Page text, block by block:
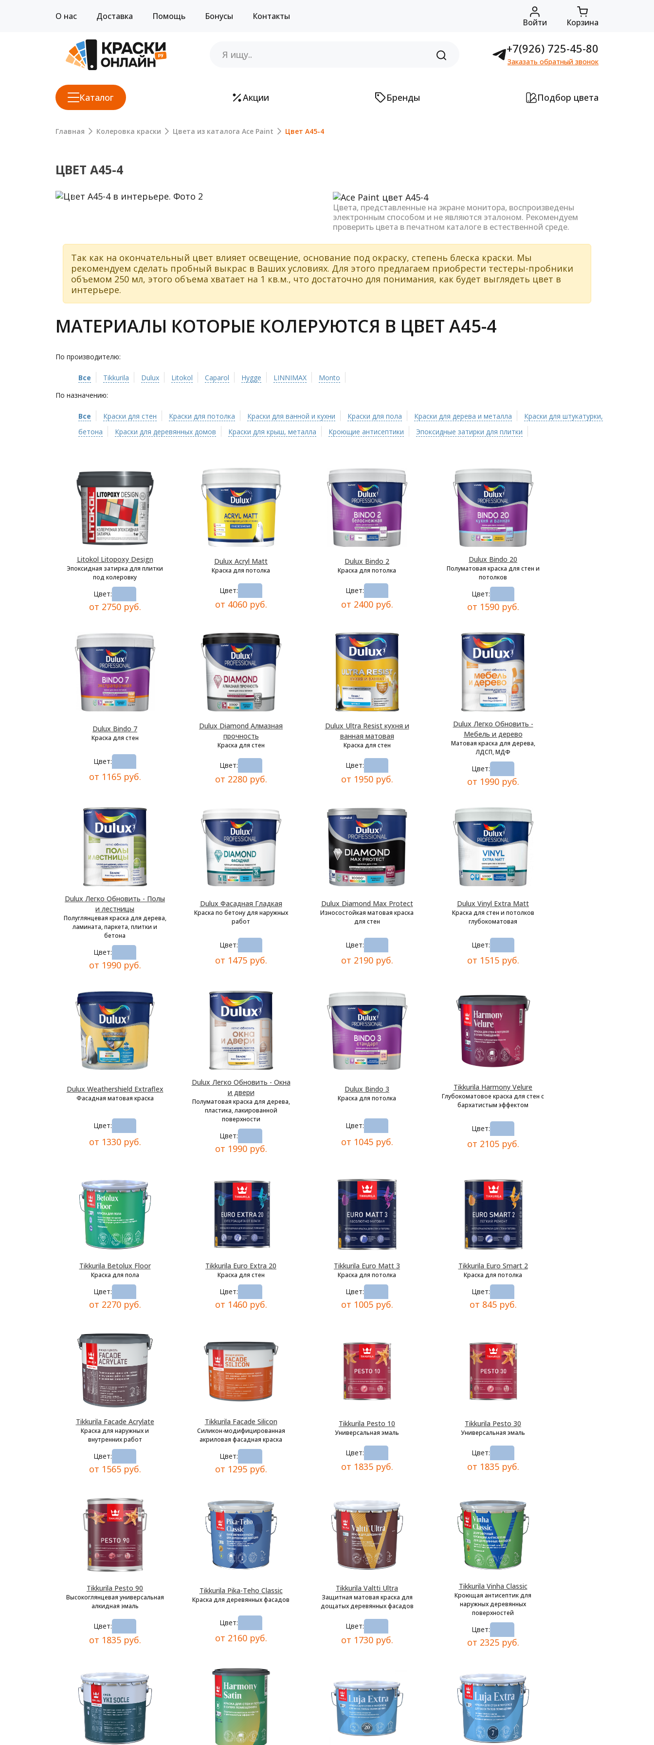
О нас Доставка Помощь Бонусы Контакты
Войти Корзина
+7(926) 725-45-80
Заказать обратный звонок
Каталог Акции Бренды Подбор цвета
Главная Колеровка краски Цвета из каталога Ace Paint Цвет A45-4
ЦВЕТ A45-4
Previous
Цвета, представленные на экране монитора, воспроизведены
электронным способом и не являются эталоном. Рекомендуем
проверить цвета в печатном каталоге в естественной среде.
Так как на окончательный цвет влияет освещение, основание под окраску, степень блеска краски. Мы
рекомендуем сделать пробный выкрас в Ваших условиях. Для этого предлагаем приобрести тестеры-пробники
объемом 250 мл, этого объема хватает на 1 кв.м., что достаточно для понимания, как будет выглядеть цвет в
интерьере.
МАТЕРИАЛЫ КОТОРЫЕ КОЛЕРУЮТСЯ В ЦВЕТ A45-4
По производителю:
Все Tikkurila Dulux Litokol Caparol Hygge LINNIMAX
Monto
По назначению:
Все Краски для стен Краски для потолка Краски для ванной и кухни Краски для пола Краски для дерева и металла
Краски для штукатурки,
бетона
Краски для деревянных домов Краски для крыш, металла Кроющие антисептики Эпоксидные затирки для плитки
Litokol Litopoxy Design
Эпоксидная затирка для плитки
под колеровку
Цвет:
от 2750 руб.
Dulux Acryl Matt
Краска для потолка
Цвет:
от 4060 руб.
Dulux Bindo 2
Краска для потолка
Цвет:
от 2400 руб.
Dulux Bindo 20
Полуматовая краска для стен и
потолков
Цвет:
от 1590 руб.
Dulux Bindo 7
Краска для стен
Цвет:
от 1165 руб.
Dulux Diamond Алмазная
прочность
Краска для стен
Цвет:
от 2280 руб.
Dulux Ultra Resist кухня и
ванная матовая
Краска для стен
Цвет:
от 1950 руб.
Dulux Легко Обновить -
Мебель и дерево
Матовая краска для дерева,
ЛДСП, МДФ
Цвет:
от 1990 руб.
Dulux Легко Обновить - Полы
и лестницы
Полуглянцевая краска для дерева,
ламината, паркета, плитки и
бетона
Цвет:
от 1990 руб.
Dulux Фасадная Гладкая
Краска по бетону для наружных
работ
Цвет:
от 1475 руб.
Dulux Diamond Max Protect
Износостойкая матовая краска
для стен
Цвет:
от 2190 руб.
Dulux Vinyl Extra Matt
Краска для стен и потолков
глубокоматовая
Цвет:
от 1515 руб.
Dulux Weathershield Extraflex
Фасадная матовая краска
Цвет:
от 1330 руб.
Dulux Легко Обновить - Окна
и двери
Полуматовая краска для дерева,
пластика, лакированной
поверхности
Цвет:
от 1990 руб.
Dulux Bindo 3
Краска для потолка
Цвет:
от 1045 руб.
Tikkurila Harmony Velure
Глубокоматовое краска для стен с
бархатистым эффектом
Цвет:
от 2105 руб.
Tikkurila Betolux Floor
Краска для пола
Цвет:
от 2270 руб.
Tikkurila Euro Extra 20
Краска для стен
Цвет:
от 1460 руб.
Tikkurila Euro Matt 3
Краска для потолка
Цвет:
от 1005 руб.
Tikkurila Euro Smart 2
Краска для потолка
Цвет:
от 845 руб.
Tikkurila Facade Acrylate
Краска для наружных и
внутренних работ
Цвет:
от 1565 руб.
Tikkurila Facade Silicon
Силикон-модифицированная
акриловая фасадная краска
Цвет:
от 1295 руб.
Tikkurila Pesto 10
Универсальная эмаль
Цвет:
от 1835 руб.
Tikkurila Pesto 30
Универсальная эмаль
Цвет:
от 1835 руб.
Tikkurila Pesto 90
Высокоглянцевая универсальная
алкидная эмаль
Цвет:
от 1835 руб.
Tikkurila Pika-Teho Classic
Краска для деревянных фасадов
Цвет:
от 2160 руб.
Tikkurila Valtti Ultra
Защитная матовая краска для
дощатых деревянных фасадов
Цвет:
от 1730 руб.
Tikkurila Vinha Classic
Кроющая антисептик для
наружных деревянных
поверхностей
Цвет:
от 2325 руб.